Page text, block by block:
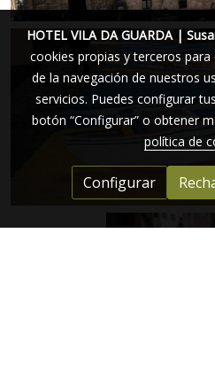
HOTEL VILA DA GUARDA |
cookies propias y terceros
de la navegación de nuestros
servicios. Puedes configurar
botón “Configurar” o obtener
política de
Configurar